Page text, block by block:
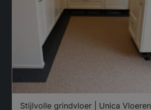
Stijlvolle grindvloer | Unica Vloeren